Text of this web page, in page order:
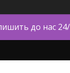
до нас